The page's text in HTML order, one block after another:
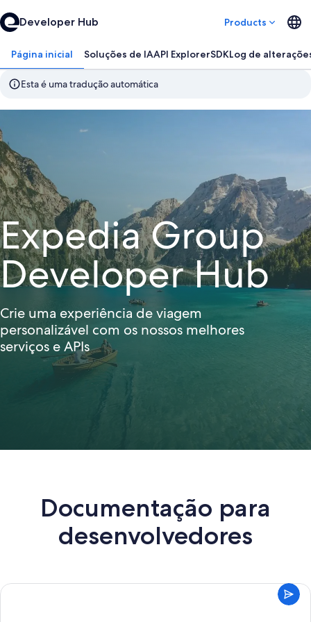
Developer Hub Products
Página inicial Soluções de IAAPI ExplorerSDKLog de
Esta é uma tradução automática
Expedia Group
Developer Hub
Crie uma experiência de viagem
personalizável com os nossos melhores
serviços e APIs
Documentação para
desenvolvedores